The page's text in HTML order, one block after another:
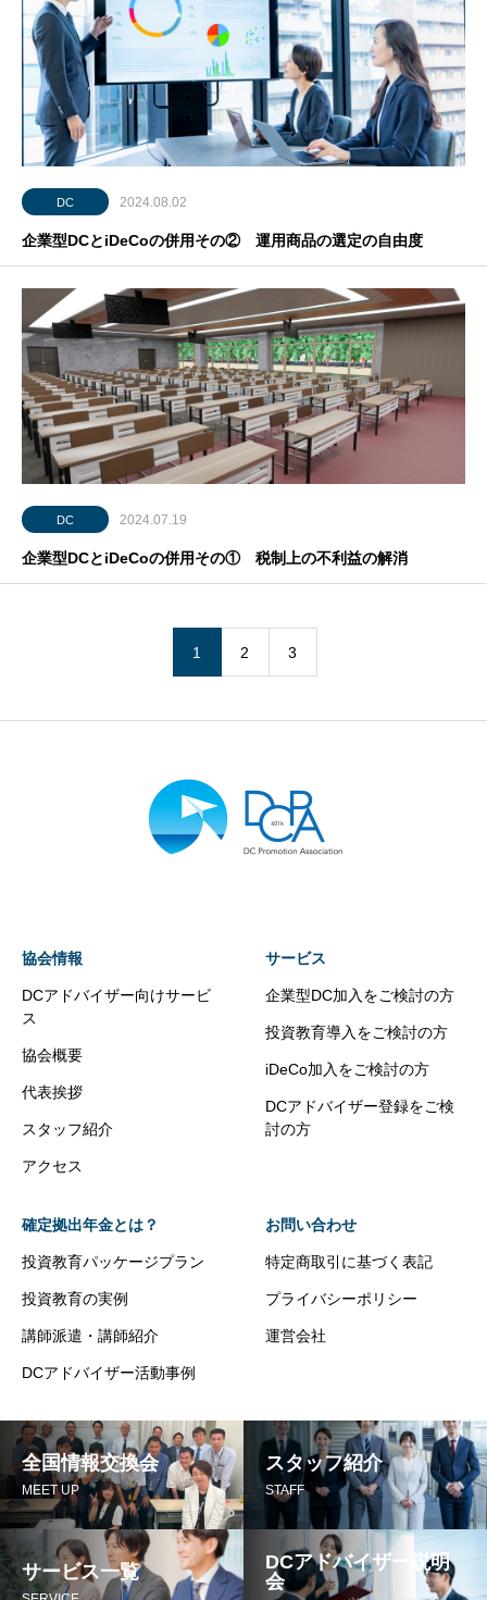
DC 2024.08.02
企業型DCとiDeCoの併用その② 運用商品の選定の自由度
DC 2024.07.19
企業型DCとiDeCoの併用その① 税制上の不利益の解消
1 2 3
協会情報
DCアドバイザー向けサービ
ス
協会概要
代表挨拶
スタッフ紹介
アクセス
サービス
企業型DC加入をご検討の方
投資教育導入をご検討の方
iDeCo加入をご検討の方
DCアドバイザー登録をご検
討の方
確定拠出年金とは？
投資教育パッケージプラン
投資教育の実例
講師派遣・講師紹介
DCアドバイザー活動事例
お問い合わせ
特定商取引に基づく表記
プライバシーポリシー
運営会社
全国情報交換会
MEET UP
スタッフ紹介
STAFF
サービス一覧
DCアドバイザー説明
会